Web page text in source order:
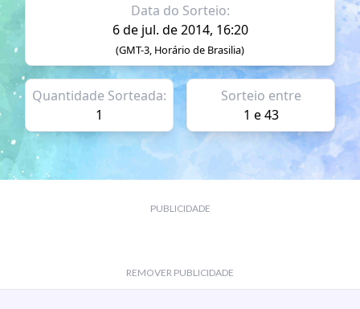
Data do Sorteio:
6 de jul. de 2014, 16:20
(GMT-3, Horário de Brasilia)
Quantidade Sorteada:
1
Sorteio entre
1 e 43
PUBLICIDADE
REMOVER PUBLICIDADE